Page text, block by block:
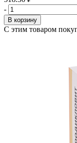
-
В корзину
С этим товаром